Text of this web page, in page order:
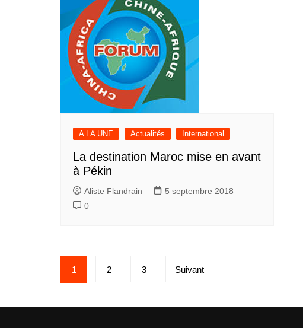
A LA UNE Actualités International
La destination Maroc mise en avant
à Pékin
Aliste Flandrain
5 septembre 2018
0
Pagination
des
publications
1 2 3 Suivant